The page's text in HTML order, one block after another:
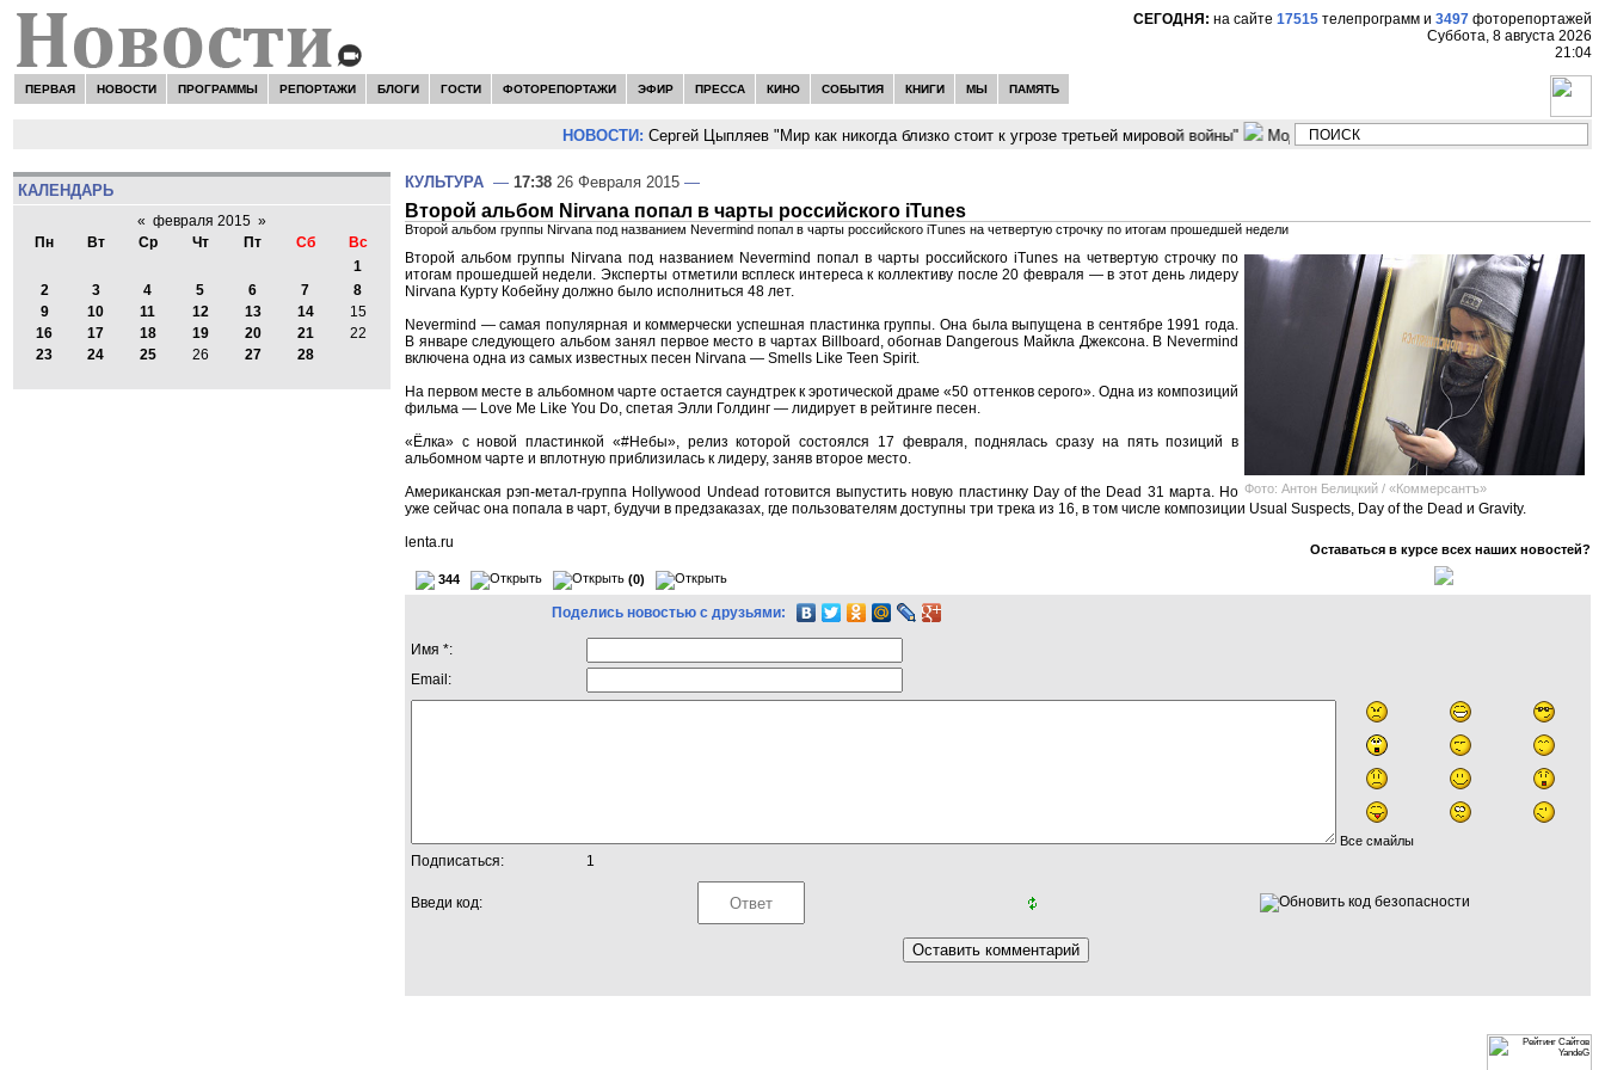
СЕГОДНЯ: на сайте 17515 телепрограмм и 3497 фоторепортажей
Суббота, 8 августа 2026
21:04
ПЕРВАЯ НОВОСТИ ПРОГРАММЫ РЕПОРТАЖИ БЛОГИ ГОСТИ ФОТОРЕПОРТАЖИ ЭФИР ПРЕССА КИНО СОБЫТИЯ КНИГИ МЫ ПАМЯТЬ
НОВОСТИ: Сергей Цыпляев "Мир как никогда близко стоит к угрозе третьей мировой войны" Модельер Владимир Бухинник "Мода это
КАЛЕНДАРЬ
« февраля 2015 »
Пн
Вт Ср Чт Пт Сб
Вс
1
2
3 4 5 6 7
8
9
10 11 12 13 14
15
16
17 18 19 20 21
22
23
24 25 26 27 28
КУЛЬТУРА — 17:38 26 Февраля 2015 —
Второй альбом Nirvana попал в чарты российского iTunes
Второй альбом группы Nirvana под названием Nevermind попал в чарты российского iTunes на четвертую строчку по итогам прошедшей недели
Фото: Антон Белицкий / «Коммерсантъ»
Второй альбом группы Nirvana под названием Nevermind попал в чарты российского iTunes на четвертую строчку по
итогам прошедшей недели. Эксперты отметили всплеск интереса к коллективу после 20 февраля — в этот день лидеру
Nirvana Курту Кобейну должно было исполниться 48 лет.
Nevermind — самая популярная и коммерчески успешная пластинка группы. Она была выпущена в сентябре 1991 года.
В январе следующего альбом занял первое место в чартах Billboard, обогнав Dangerous Майкла Джексона. В Nevermind
включена одна из самых известных песен Nirvana — Smells Like Teen Spirit.
На первом месте в альбомном чарте остается саундтрек к эротической драме «50 оттенков серого». Одна из композиций
фильма — Love Me Like You Do, спетая Элли Голдинг — лидирует в рейтинге песен.
«Ёлка» с новой пластинкой «#Небы», релиз которой состоялся 17 февраля, поднялась сразу на пять позиций в
альбомном чарте и вплотную приблизилась к лидеру, заняв второе место.
Американская рэп-метал-группа Hollywood Undead готовится выпустить новую пластинку Day of the Dead 31 марта. Но
уже сейчас она попала в чарт, будучи в предзаказах, где пользователям доступны три трека из 16, в том числе композиции Usual Suspects, Day of the Dead и Gravity.
lenta.ru
Оставаться в курсе всех наших новостей?
344 (0)
Поделись новостью с друзьями:
Имя *:
Email:
Все смайлы
Подписаться: 1
Введи код: